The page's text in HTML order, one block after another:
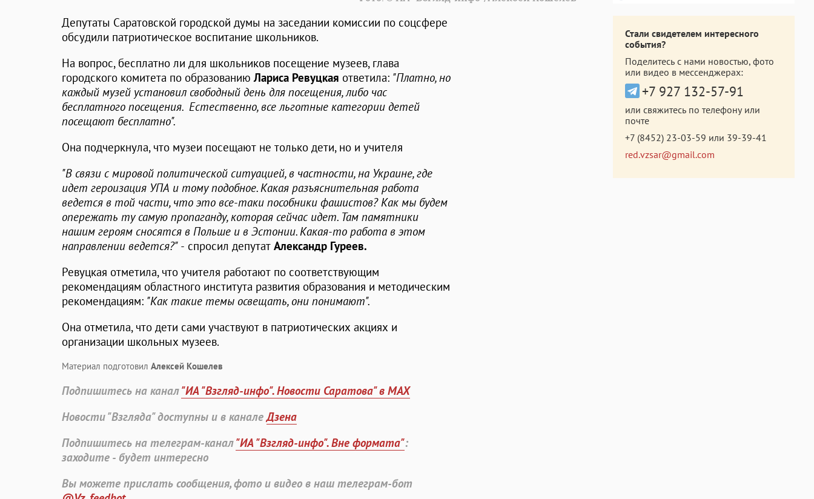
Депутаты Саратовской городской думы на заседании комиссии по соцсфере
обсудили патриотическое воспитание школьников.
На вопрос, бесплатно ли для школьников посещение музеев, глава
городского комитета по образованиюЛариса Ревуцкая ответила: "Платно, но
каждый музей установил свободный день для посещения, либо час
бесплатного посещения. Естественно, все льготные категории детей
посещают бесплатно".
Она подчеркнула, что музеи посещают не только дети, но и учителя
"В связи с мировой политической ситуацией, в частности, на Украине, где
идет героизация УПА и тому подобное. Какая разъяснительная работа
ведется в той части, что это все-таки пособники фашистов? Как мы будем
опережать ту самую пропаганду, которая сейчас идет. Там памятники
нашим героям сносятся в Польше и в Эстонии. Какая-то работа в этом
направлении ведется?" - спросил депутат Александр Гуреев.
Ревуцкая отметила, что учителя работают по соответствующим
рекомендациям областного института развития образования и методическим
рекомендациям: "Как такие темы освещать, они понимают".
Она отметила, что дети сами участвуют в патриотических акциях и
организации школьных музеев.
Материал подготовил Алексей Кошелев
Подпишитесь на канал"ИА "Взгляд-инфо". Новости Саратова" в MAX
Новости "Взгляда" доступны и в каналеДзена
Подпишитесь на телеграм-канал"ИА "Взгляд-инфо". Вне формата":
заходите - будет интересно
Вы можете прислать сообщения, фото и видео в наш телеграм-бот
Стали свидетелем интересного
события?
Поделитесь с нами новостью, фото
или видео в мессенджерах:
+7 927 132-57-91
или свяжитесь по телефону или
почте
+7 (8452) 23-03-59 или 39-39-41
red.vzsar@gmail.com